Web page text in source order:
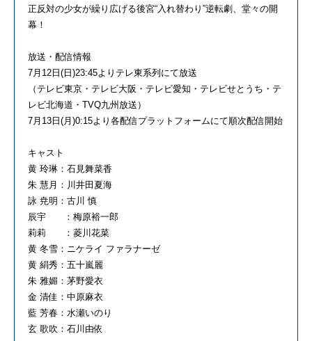
正反対の少女が繰り広げる後宮“入れ替わり”逆転劇、堂々の開
幕！
放送・配信情報
7月12日(日)23:45よりテレ東系列にて放送
（テレビ東京・テレビ大阪・テレビ愛知・テレビせとうち・テ
レビ北海道・TVQ九州放送）
7月13日(月)0:15より各配信プラットフォームにて順次配信開始
キャスト
黄 玲琳：石見舞菜香
朱 慧月：川井田夏海
詠 尭明：古川 慎
辰宇 ：梅原裕一郎
莉莉 ：菱川花菜
黄 冬雪：ニケライ ファラナーゼ
黄 絹秀：五十嵐麗
朱 雅媚：茅野愛衣
金 清佳：中原麻衣
藍 芳春：水瀬いのり
玄 歌吹：石川由依